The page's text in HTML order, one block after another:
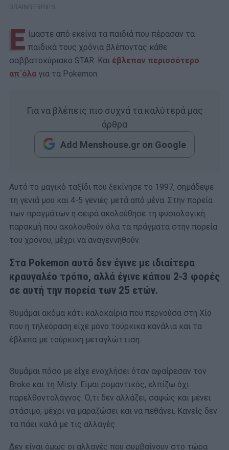
Ε ίμαστε από εκείνα τα παιδιά που πέρασαν τα
παιδικά τους χρόνια βλέποντας κάθε
σαββατοκύριακο STAR. Και έβλεπαν περισσότερο
απ΄όλα για τα Pokemon.
Για να βλέπεις πιο συχνά τα καλύτερά μας
άρθρα
Add Menshouse.gr on Google
Αυτό το μαγικό ταξίδι που ξεκίνησε το 1997, σημάδεψε
τη γενιά μου και 4-5 γενιές μετά από μένα. Στην πορεία
των πραγμάτων η σειρά ακολούθησε τη φυσιολογική
παρακμή που ακολουθούν όλα τα πράγματα στην πορεία
του χρόνου, μέχρι να αναγεννηθούν.
Στα Pokemon αυτό δεν έγινε με ιδιαίτερα
κραυγαλέο τρόπο, αλλά έγινε κάπου 2-3 φορές
σε αυτή την πορεία των 25 ετών.
Θυμάμαι ακόμα κάτι καλοκαίρια που περνούσα στη Χίο
που η τηλεόραση είχε μόνο τούρκικα κανάλια και τα
έβλεπα με τούρκικη μεταγλώττιση.
Θυμάμαι πόσο με είχε ενοχλήσει όταν αφαίρεσαν τον
Broke και τη Misty. Είμαι ρομαντικός, ελπίζω όχι
παρελθοντολάγνος. Ό,τι δεν αλλάζει, σαφώς και μένει
στάσιμο, μέχρι να μαραζώσει και να πεθάνει. Κανείς δεν
τα πάει καλά με τις αλλαγές.
Δεν είναι όμως οι αλλαγές που συμβαίνουν στο τώρα